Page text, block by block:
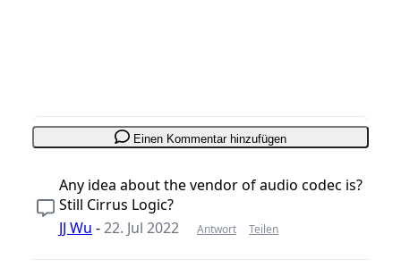
Einen Kommentar hinzufügen
Any idea about the vendor of audio codec is?
Still Cirrus Logic?
JJ Wu -22. Jul 2022 Antwort Teilen